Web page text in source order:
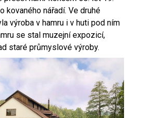
kovaného nářadí. Ve druhé
výroba v hamru i v huti pod ním
se stal muzejní expozicí,
staré průmyslové výroby.